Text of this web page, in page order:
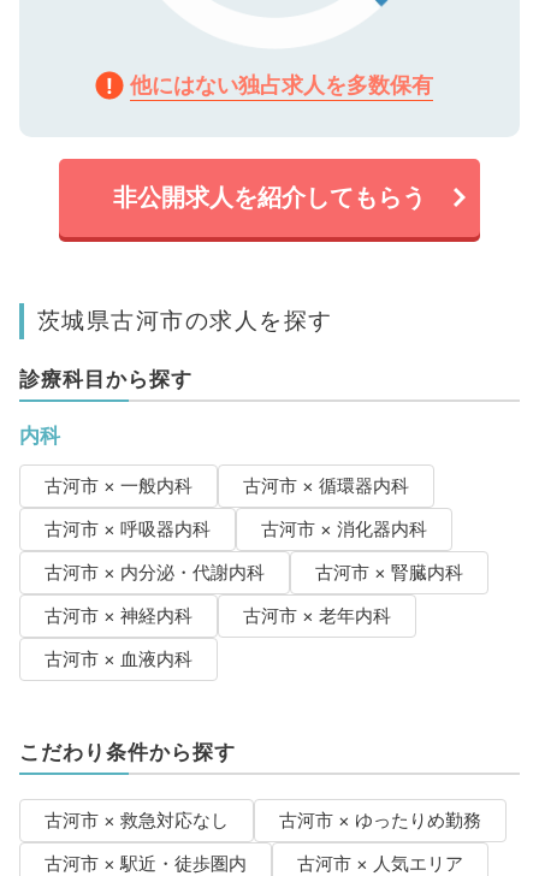
他にはない独占求人を多数保有
非公開求人を紹介してもらう
茨城県古河市の求人を探す
診療科目から探す
内科
古河市 × 一般内科
古河市 × 循環器内科
古河市 × 呼吸器内科
古河市 × 消化器内科
古河市 × 内分泌・代謝内科
古河市 × 腎臓内科
古河市 × 神経内科
古河市 × 老年内科
古河市 × 血液内科
こだわり条件から探す
古河市 × 救急対応なし
古河市 × ゆったりめ勤務
古河市 × 駅近・徒歩圏内
古河市 × 人気エリア